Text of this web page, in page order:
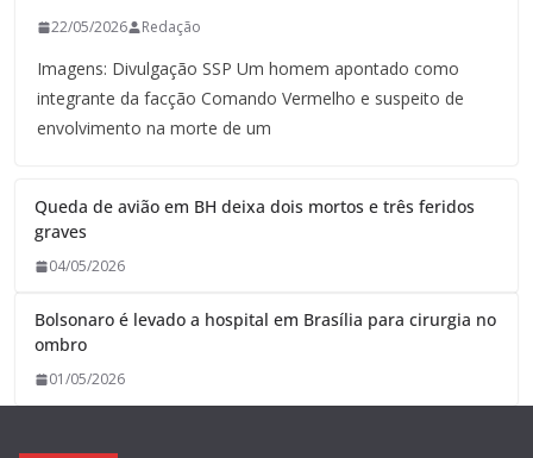
22/05/2026 Redação
Imagens: Divulgação SSP Um homem apontado como
integrante da facção Comando Vermelho e suspeito de
envolvimento na morte de um
Queda de avião em BH deixa dois mortos e três feridos
graves
04/05/2026
Bolsonaro é levado a hospital em Brasília para cirurgia no
ombro
01/05/2026